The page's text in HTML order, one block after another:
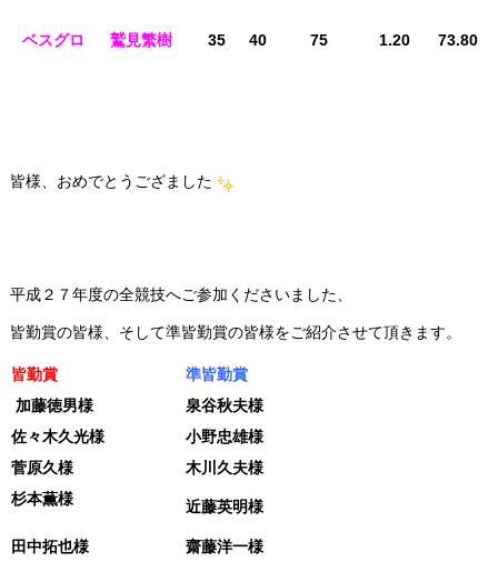
ベスグロ
鷲見繁樹 35 40 75 1.20 73.80
皆様、おめでとうござました
平成２７年度の全競技へご参加くださいました、
皆勤賞の皆様、そして準皆勤賞の皆様をご紹介させて頂きます。
皆勤賞
準皆勤賞
加藤徳男様
泉谷秋夫様
佐々木久光様
小野忠雄様
菅原久様
木川久夫様
杉本薫様
近藤英明様
田中拓也様
齋藤洋一様